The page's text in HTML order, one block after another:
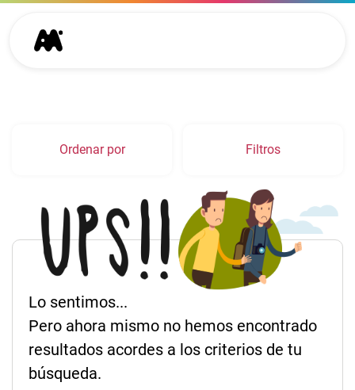
Ordenar por Filtros
Lo sentimos...
Pero ahora mismo no hemos encontrado
resultados acordes a los criterios de tu
búsqueda.